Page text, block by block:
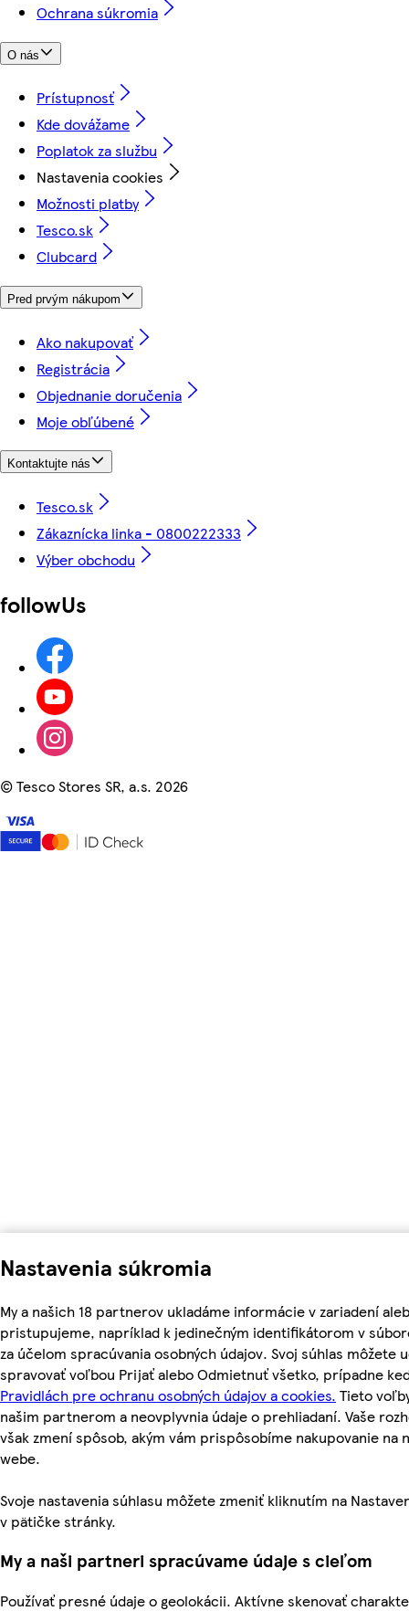
Nastavenia súkromia
My a našich 18 partnerov ukladáme informácie v zariadení
pristupujeme, napríklad k jedinečným identifikátorom v
za účelom spracúvania osobných údajov. Svoj súhlas môžete
spravovať voľbou Prijať alebo Odmietnuť všetko, prípadne
Pravidlách pre ochranu osobných údajov a cookies. Tieto
našim partnerom a neovplyvnia údaje o prehliadaní. Vaše
však zmení spôsob, akým vám prispôsobíme nakupovanie na
webe.
Svoje nastavenia súhlasu môžete zmeniť kliknutím na
v pätičke stránky.
My a naši partneri spracúvame údaje s cieľom
Používať presné údaje o geolokácii. Aktívne skenovať
Ochrana súkromia
O nás
Prístupnosť
Kde dovážame
Poplatok za službu
Nastavenia cookies
Možnosti platby
Tesco.sk
Clubcard
Pred prvým nákupom
Ako nakupovať
Registrácia
Objednanie doručenia
Moje obľúbené
Kontaktujte nás
Tesco.sk
Zákaznícka linka - 0800222333
Výber obchodu
followUs
©Tesco Stores SR, a.s. 2026